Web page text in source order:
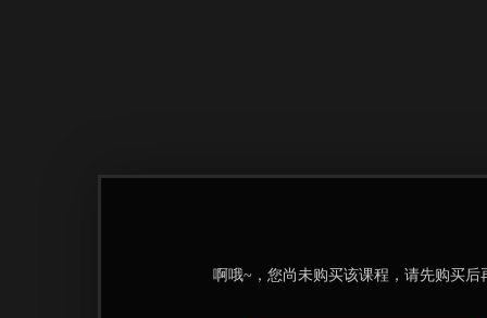
啊哦~，您尚未购买该课程，请先购买后